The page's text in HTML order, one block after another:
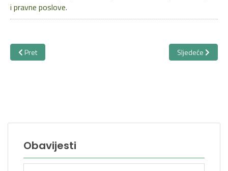
i pravne poslove.
Prethodni članak: Odluka o poništenju Javnog natječaja za
Pret Sljedeći članak:
Sljedeće
Obavijesti